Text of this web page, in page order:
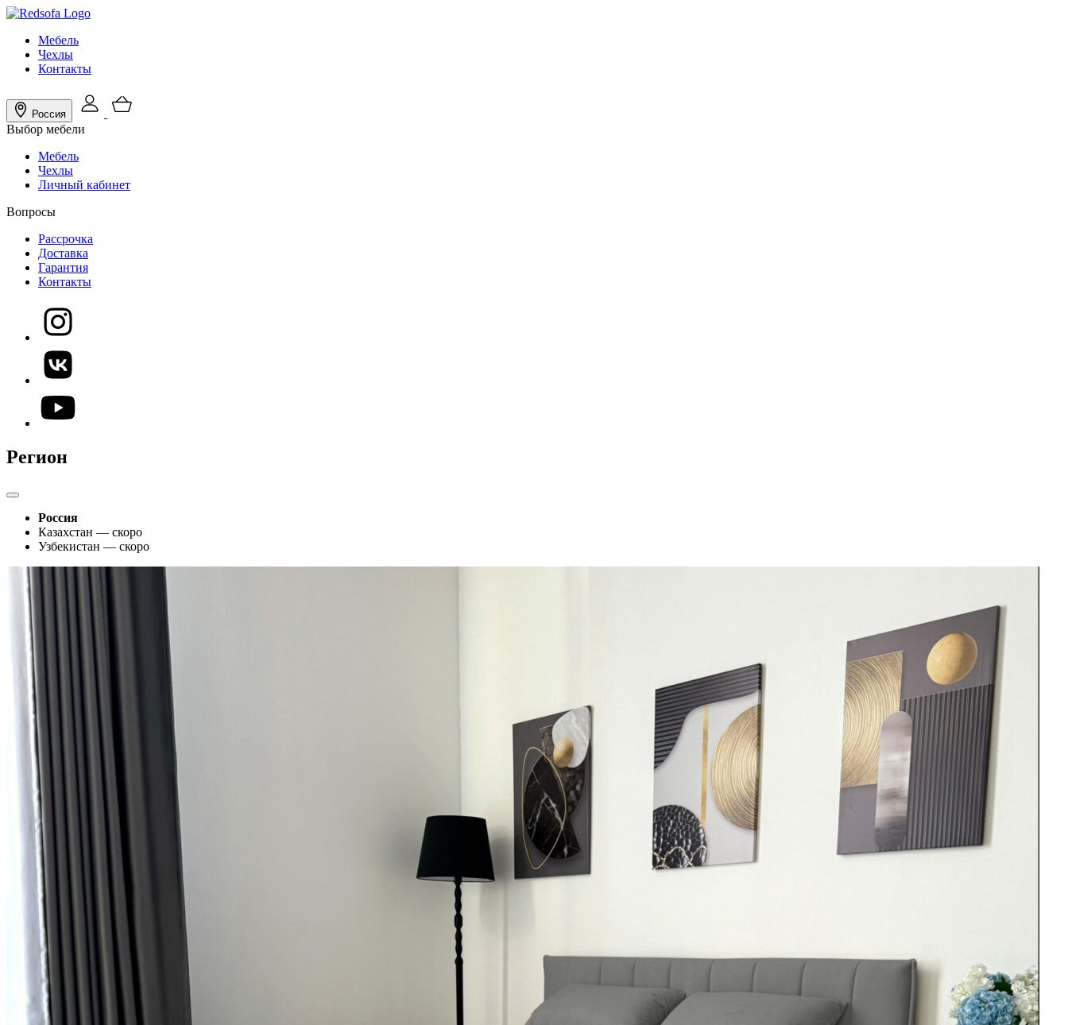
Мебель
Чехлы
Контакты
Россия
Выбор мебели
Мебель
Чехлы
Личный кабинет
Вопросы
Рассрочка
Доставка
Гарантия
Контакты
Регион
Россия
Казахстан — скоро
Узбекистан — скоро